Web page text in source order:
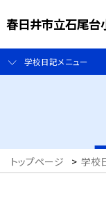
春日井市立石尾台
学校日記メニュー
トップページ > 学校